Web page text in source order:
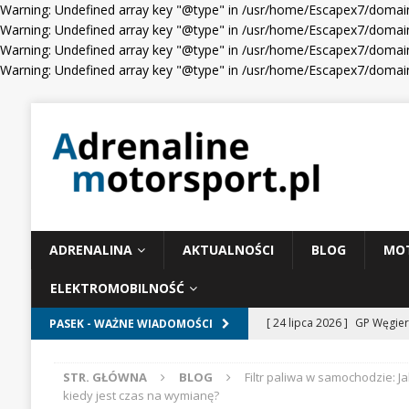
Warning: Undefined array key "@type" in /usr/home/Escapex7/
Warning: Undefined array key "@type" in /usr/home/Escapex7/
Warning: Undefined array key "@type" in /usr/home/Escapex7/
Warning: Undefined array key "@type" in /usr/home/Escapex7/
ADRENALINA AKTUALNOŚCI BLOG
ELEKTROMOBILNOŚĆ
PASEK - WAŻNE WIADOMOŚCI [ 24 lipca 2026 ] GP
[ 23 lipca 2026 ] Days of
STR. GŁÓWNA BLOG
Filtr paliwa w samochodzie:
kiedy jest czas na wymianę?